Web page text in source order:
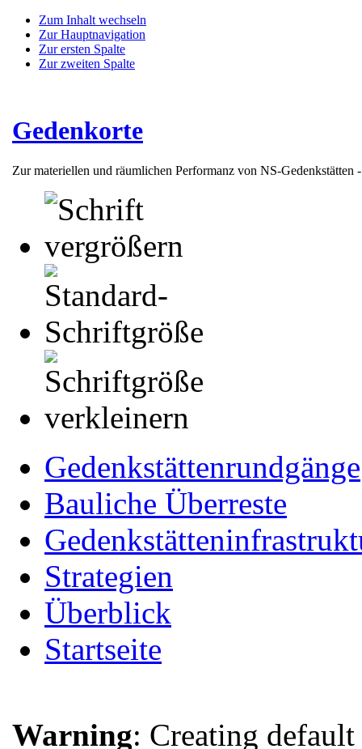
Zum Inhalt wechseln
Zur Hauptnavigation
Zur ersten Spalte
Zur zweiten Spalte
Gedenkorte
Zur materiellen und räumlichen Performanz von NS-Gedenkstätten
Gedenkstättenrundgänge
Bauliche Überreste
Strategien
Überblick
Startseite
Warning: Creating